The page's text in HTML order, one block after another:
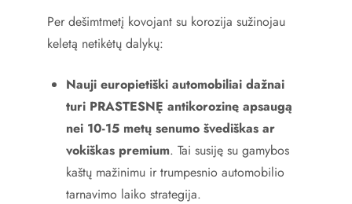
Per dešimtmetį kovojant su korozija sužinojau
keletą netikėtų dalykų:
Nauji europietiški automobiliai dažnai
turi PRASTESNĘ antikorozinę apsaugą
nei 10-15 metų senumo švediškas ar
vokiškas premium. Tai susiję su gamybos
kaštų mažinimu ir trumpesnio automobilio
tarnavimo laiko strategija.